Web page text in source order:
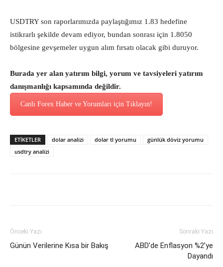
USDTRY son raporlarımızda paylaştığımız 1.83 hedefine
istikrarlı şekilde devam ediyor, bundan sonrası için 1.8050
bölgesine gevşemeler uygun alım fırsatı olacak gibi duruyor.
Burada yer alan yatırım bilgi, yorum ve tavsiyeleri yatırım
danışmanlığı kapsamında değildir.
Canlı Forex Haber ve Yorumları için Tıklayın!
ETİKETLER dolar analizi dolar tl yorumu
günlük döviz yorumu
usdtry analizi
Önceki Yazı
Günün Verilerine Kısa bir Bakış
Sonraki Yazı
ABD’de Enflasyon %2’ye
Dayandı